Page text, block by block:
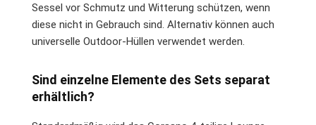
Sessel vor Schmutz und Witterung schützen, wenn
diese nicht in Gebrauch sind. Alternativ können auch
universelle Outdoor-Hüllen verwendet werden.
Sind einzelne Elemente des Sets separat
erhältlich?